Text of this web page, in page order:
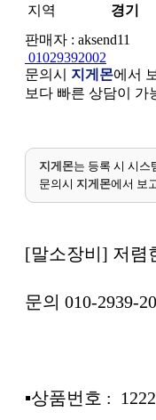
지역
경기
판매자 : aksend11
01029392002
문의시 지게몬에서
보다 빠른 상담이 가
지게몬는 등록 시 시스
문의시 지게몬에서 보
[말소장비] 저렴
문의 010-2939-
▪︎상품번호 :